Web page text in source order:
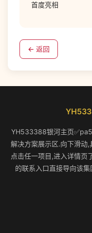
首度亮相
← 返回
YH533388银河主页
解决方案展示区.向下滑动
点击任一项目,进入详情页
的联系入口直接导向该